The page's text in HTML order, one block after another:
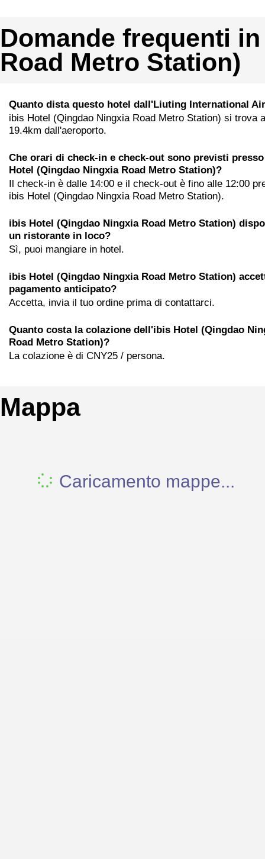
Domande frequenti
Road Metro Station)
Quanto dista questo hotel dall'Liuting International
ibis Hotel (Qingdao Ningxia Road Metro Station) si trova a
19.4km dall'aeroporto.
Che orari di check-in e check-out sono previsti
Hotel (Qingdao Ningxia Road Metro Station)?
Il check-in è dalle 14:00 e il check-out è fino alle 12:00
ibis Hotel (Qingdao Ningxia Road Metro Station).
ibis Hotel (Qingdao Ningxia Road Metro Station)
un ristorante in loco?
Sì, puoi mangiare in hotel.
ibis Hotel (Qingdao Ningxia Road Metro Station)
pagamento anticipato?
Accetta, invia il tuo ordine prima di contattarci.
Quanto costa la colazione dell'ibis Hotel (Qingdao
Road Metro Station)?
La colazione è di CNY25 / persona.
Mappa
Caricamento mappe...